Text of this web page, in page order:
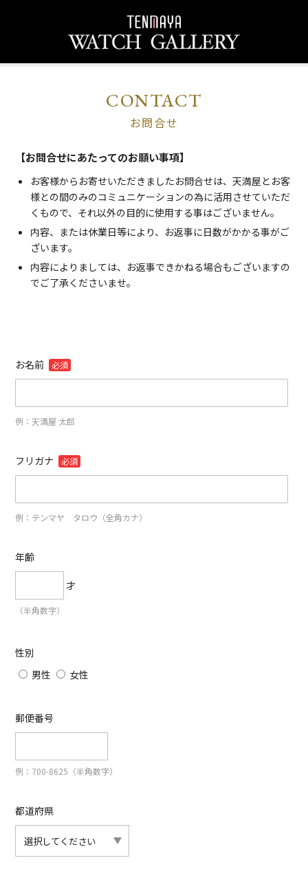
CONTACT
お問合せ
【お問合せにあたってのお願い事項】
お客様からお寄せいただきましたお問合せは、天満屋とお客
様との間のみのコミュニケーションの為に活用させていただ
くもので、それ以外の目的に使用する事はございません。
内容、または休業日等により、お返事に日数がかかる事がご
ざいます。
内容によりましては、お返事できかねる場合もございますの
でご了承くださいませ。
お名前 必須
例：天満屋 太郎
フリガナ 必須
例：テンマヤ タロウ（全角カナ）
年齢
才
（半角数字）
性別
男性
女性
郵便番号
例：700-8625（半角数字）
都道府県